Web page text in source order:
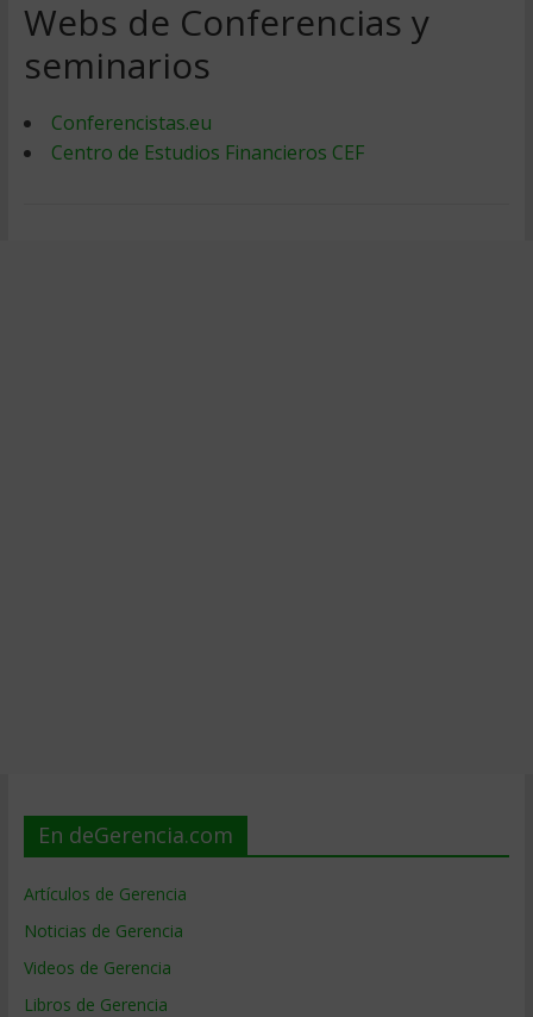
Webs de Conferencias y
seminarios
Conferencistas.eu
Centro de Estudios Financieros CEF
En deGerencia.com
Artículos de Gerencia
Noticias de Gerencia
Videos de Gerencia
Libros de Gerencia